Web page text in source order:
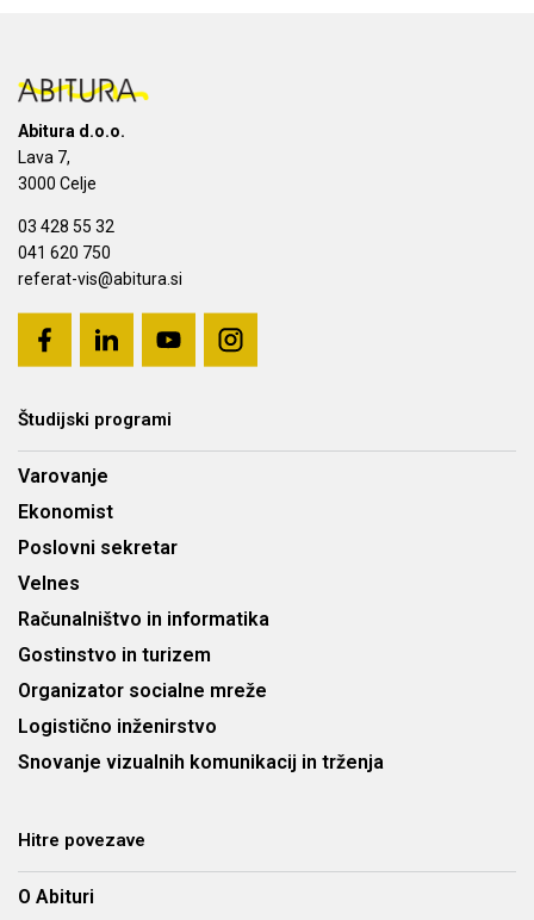
Abitura d.o.o.
Lava 7,
3000 Celje
03 428 55 32
041 620 750
referat-vis@abitura.si
Študijski programi
Varovanje
Ekonomist
Poslovni sekretar
Velnes
Računalništvo in informatika
Gostinstvo in turizem
Organizator socialne mreže
Logistično inženirstvo
Snovanje vizualnih komunikacij in trženja
Hitre povezave
O Abituri